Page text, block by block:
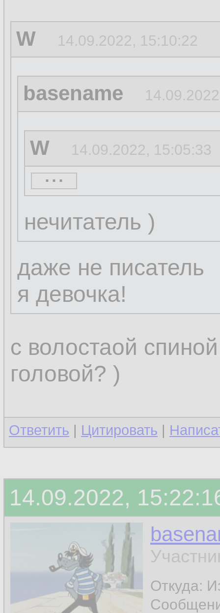
W 14.09.2022, 15:10:22
basename
W 14.09.2022, 15:05:33
basename
Пожелание:
нужна
отслеживала
/etc/resolv.conf
и грохала их,
старый файл.
Можешь
Спасибо.
Бинарник хочу
systemd
letrovada
...
нечитатель )
даже не писатель
я девочка!
с волостаой
головой? )
Ответить | Цитировать |
14.09.2022,
Откуда: